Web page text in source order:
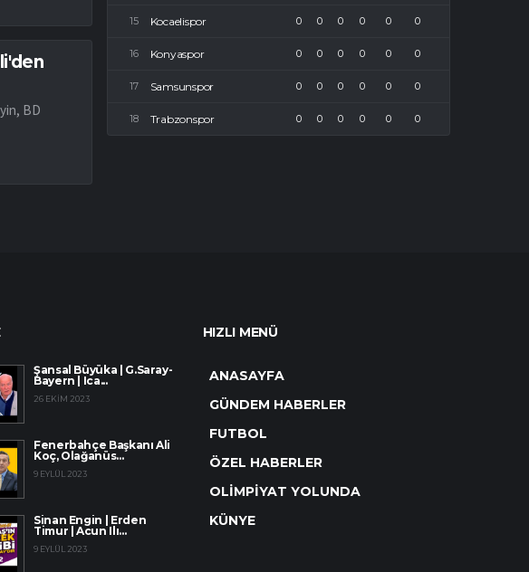
BD
Kocaelispor 0 0 0 0 0 0
Konyaspor 0 0 0 0 0 0
Samsunspor 0 0 0 0 0 0
Trabzonspor 0 0 0 0 0 0
Şansal Büyüka | G.Saray-
Bayern | Ica...
26 EKIM 2023
Fenerbahçe Başkanı Ali
Koç, Olağanüs...
9 EYLÜL 2023
Sinan Engin | Erden
Timur | Acun Ilı...
9 EYLÜL 2023
HIZLI MENÜ
ANASAYFA
GÜNDEM HABERLER
FUTBOL
ÖZEL HABERLER
OLİMPİYAT YOLUNDA
KÜNYE